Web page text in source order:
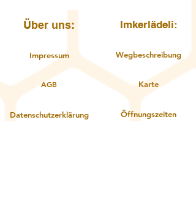
Über uns: Imkerlädeli:
Impressum
AGB
Datenschutzerklärung
Wegbeschreibung
Karte
Öffnungszeiten